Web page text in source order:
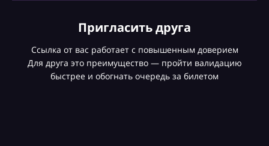
Пригласить друга
Ссылка от вас работает с повышенным доверием
Для друга это преимущество — пройти валидацию
быстрее и обогнать очередь за билетом